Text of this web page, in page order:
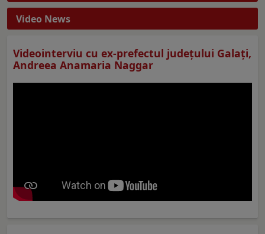
Video News
Videointerviu cu ex-prefectul judeţului Galaţi,
Andreea Anamaria Naggar